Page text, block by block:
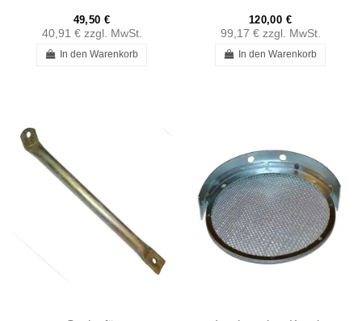
49,50 €
40,91 € zzgl. MwSt.
In den Warenkorb
120,00 €
99,17 € zzgl. MwSt.
In den Warenkorb